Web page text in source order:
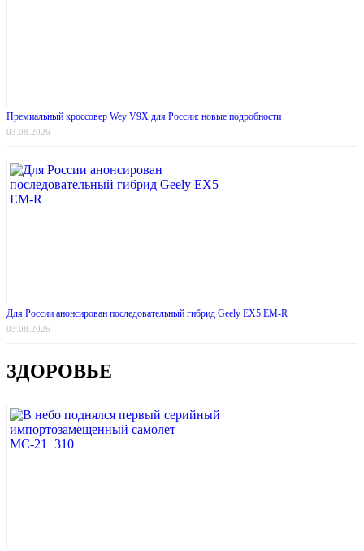
Премиальный кроссовер Wey V9X для России: новые подробности
03.08.2026
Для России анонсирован последовательный гибрид Geely EX5 EM-R
03.08.2026
ЗДОРОВЬЕ